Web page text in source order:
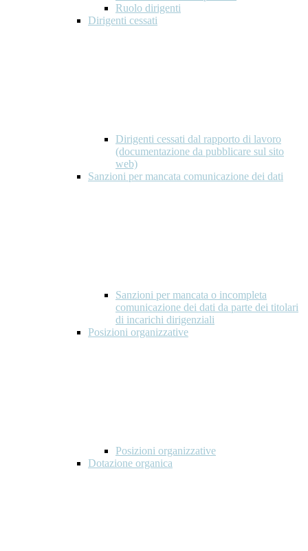
Ruolo dirigenti
Dirigenti cessati
Dirigenti cessati dal rapporto di lavoro
(documentazione da pubblicare sul sito
web)
Sanzioni per mancata comunicazione dei dati
Sanzioni per mancata o incompleta
comunicazione dei dati da parte dei titolari
di incarichi dirigenziali
Posizioni organizzative
Posizioni organizzative
Dotazione organica